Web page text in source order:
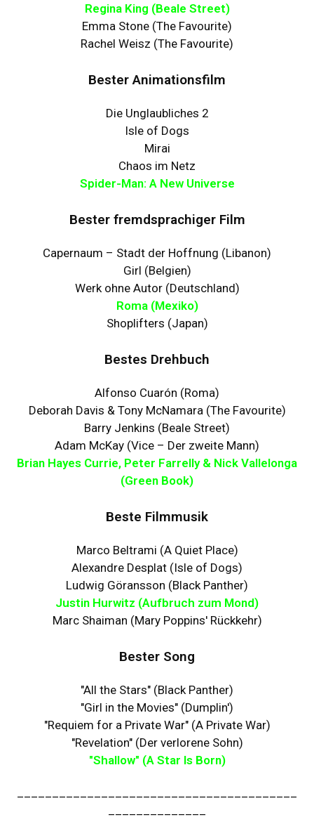
Regina King (Beale Street)
Emma Stone (The Favourite)
Rachel Weisz (The Favourite)
Bester Animationsfilm
Die Unglaubliches 2
Isle of Dogs
Mirai
Chaos im Netz
Spider-Man: A New Universe
Bester fremdsprachiger Film
Capernaum – Stadt der Hoffnung (Libanon)
Girl (Belgien)
Werk ohne Autor (Deutschland)
Roma (Mexiko)
Shoplifters (Japan)
Bestes Drehbuch
Alfonso Cuarón (Roma)
Deborah Davis & Tony McNamara (The Favourite)
Barry Jenkins (Beale Street)
Adam McKay (Vice – Der zweite Mann)
Brian Hayes Currie, Peter Farrelly & Nick Vallelonga
(Green Book)
Beste Filmmusik
Marco Beltrami (A Quiet Place)
Alexandre Desplat (Isle of Dogs)
Ludwig Göransson (Black Panther)
Justin Hurwitz (Aufbruch zum Mond)
Marc Shaiman (Mary Poppins' Rückkehr)
Bester Song
"All the Stars" (Black Panther)
"Girl in the Movies" (Dumplin')
"Requiem for a Private War" (A Private War)
"Revelation" (Der verlorene Sohn)
"Shallow" (A Star Is Born)